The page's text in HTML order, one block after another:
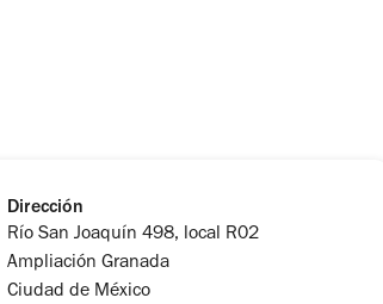
Dirección
Río San Joaquín 498, local R02
Ampliación Granada
Ciudad de México